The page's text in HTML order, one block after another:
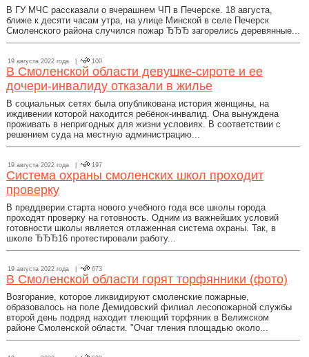
В ГУ МЧС рассказали о вчерашнем ЧП в Печерске. 18 августа,
ближе к десяти часам утра, на улице Минской в селе Печерск
Смоленского района случился пожар ЂЂЂ загорелись деревянные...
19 августа 2022 года | 100
В Смоленской области девушке-сироте и ее
дочери-инвалиду отказали в жилье
В социальных сетях была опубликована история женщины, на
иждивении которой находится ребёнок-инвалид. Она вынуждена
проживать в непригодных для жизни условиях. В соответствии с
решением суда на местную администрацию...
19 августа 2022 года | 197
Система охраны смоленских школ проходит
проверку
В преддверии старта нового учебного года все школы города
проходят проверку на готовность. Одним из важнейших условий
готовности школы является отлаженная система охраны. Так, в
школе ЂЂЂ16 протестировали работу...
19 августа 2022 года | 673
В Смоленской области горят торфянники (фото)
Возгорание, которое ликвидируют смоленские пожарные,
образовалось на поле Демидовский филиал лесопожарной службы
второй день подряд находит тлеющий торфяник в Велижском
районе Смоленской области. "Очаг тления площадью около...